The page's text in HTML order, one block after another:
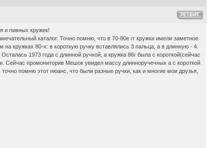
РЕТВИТ
и пивных кружек!
каталог. Точно помню, что в 70-80е гг кружки имели заметное
кружках 80-х: в короткую ручку вставлялись 3 пальца, а в длинную - 4.
1973 года с длинной ручкой, а кружка 86г была с короткой(сейчас
Сейчас промониторив Мешок увидел массу длинноручечных а с короткой
помню этот нюанс, что были разные ручки, как и многие мои друзья,